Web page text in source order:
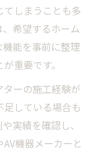
務店で叶える
シアター空間
の重要性とは
ムを実現する
プ選びと設計
しまうことも多
希望するホーム
能を事前に整理
重要です。
ーの施工経験が
している場合も
実績を確認し、
機器メーカーと